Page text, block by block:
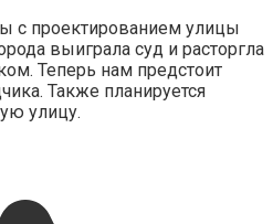
с проектированием улицы
выиграла суд и расторгла
Теперь нам предстоит
Также планируется
улицу.